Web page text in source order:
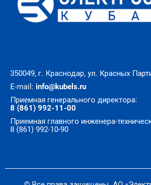
350049, г. Краснодар, ул. Красных
E-mail: info@kubels.ru
Приемная генерального директора:
8 (861) 992-11-00
Приемная главного инженера-
8 (861) 992-10-90